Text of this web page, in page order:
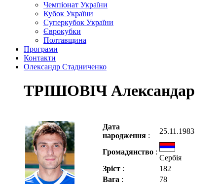
Чемпіонат України
Кубок України
Суперкубок України
Єврокубки
Полтавщина
Програми
Контакти
Олександр Стадниченко
ТРІШОВІЧ Александар
Дата
народження :
25.11.1983
Громадянство :
Сербія
Зріст :
182
Вага :
78